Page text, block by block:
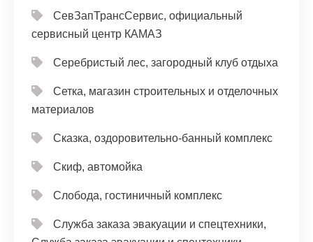
СевЗапТрансСервис, официальный
сервисный центр КАМАЗ
Серебристый лес, загородный клуб отдыха
Сетка, магазин строительных и отделочных
материалов
Сказка, оздоровительно-банный комплекс
Скиф, автомойка
Слобода, гостиничный комплекс
Служба заказа эвакуации и спецтехники,